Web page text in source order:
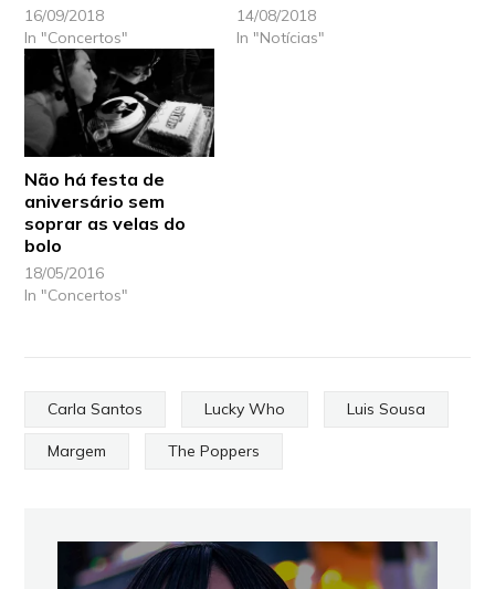
16/09/2018
In "Concertos"
14/08/2018
In "Notícias"
Não há festa de
aniversário sem
soprar as velas do
bolo
18/05/2016
In "Concertos"
Carla Santos Lucky Who Luis Sousa
Margem The Poppers